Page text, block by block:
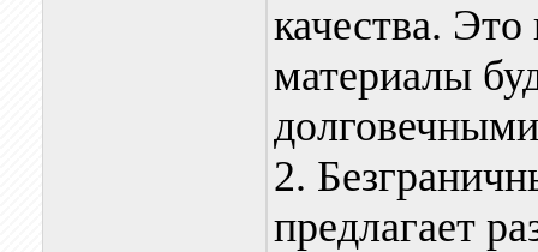
качества. Это
материалы
2.
предлагает